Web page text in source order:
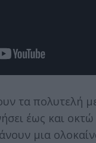
τα πολυτελή
έως και οκτώ
μια